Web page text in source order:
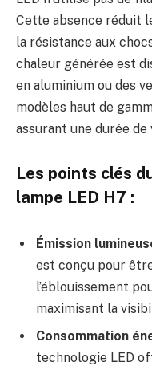
Cette absence réduit
la résistance aux
chaleur générée est
en aluminium ou des
modèles haut de
assurant une durée
Les points clés
lampe LED H7 :
Émission
est conçu pour
l’éblouissement
maximisant la
Consommation
technologie LED